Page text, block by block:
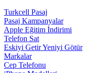
Turkcell Pasaj
Pasaj Kampanyalar
Apple Eğitim İndirimi
Telefon Sat
Eskiyi Getir Yeniyi Götür
Markalar
Cep Telefonu